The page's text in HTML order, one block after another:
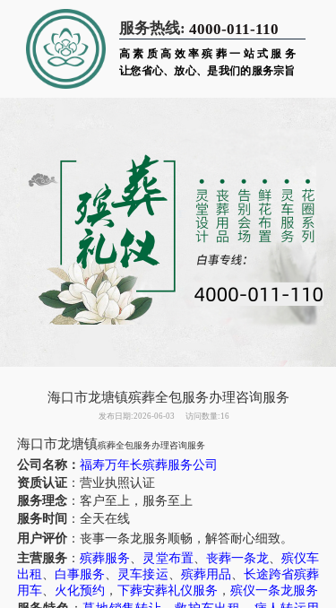
服务热线: 4000-011-110
高素质高效率殡葬一站式服务
让您省心、放心、是我们的服务宗旨
海口市龙塘镇殡葬全包服务办理咨询服务
发布日期:2026-06-03 访问数量:16
海口市龙塘镇殡葬全包服务办理咨询服务
公司名称： 福寿万年长殡葬服务公司
资质认证：营业执照认证
服务理念：客户至上，服务至上
服务时间 ：全天在线
用户评价：丧事一条龙服务顺畅，解答耐心细致。
主营服务 ：殡葬服务、 灵堂布置、 丧葬一条龙、殡仪车
出租 、 白事服务、 灵车接运、 殡葬用品、 长途跨省殡葬
用车、 火化预约 ， 下葬安葬礼仪服务 ， 殡仪一条龙服务